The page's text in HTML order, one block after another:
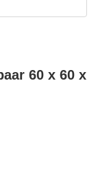
60 x 60 x